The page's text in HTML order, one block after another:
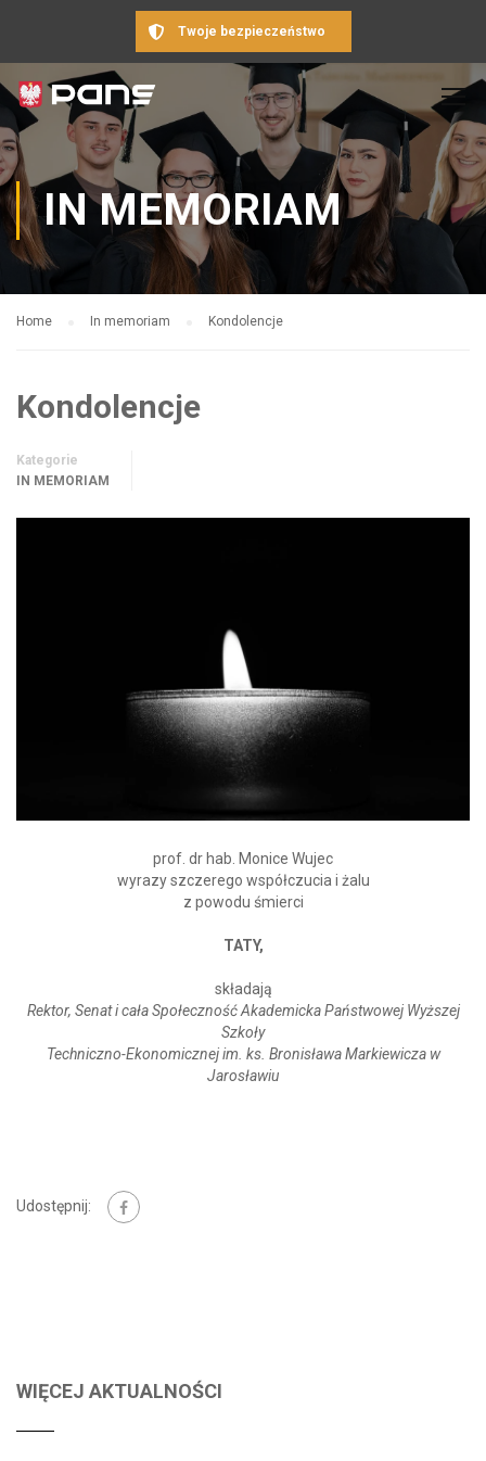
Twoje bezpieczeństwo
IN MEMORIAM
Home In memoriam Kondolencje
Kondolencje
Kategorie
IN MEMORIAM
prof. dr hab. Monice Wujec
wyrazy szczerego współczucia i żalu
z powodu śmierci
TATY,
składają
Rektor, Senat i cała Społeczność Akademicka Państwowej Wyższej
Szkoły
Techniczno-Ekonomicznej im. ks. Bronisława Markiewicza w
Jarosławiu
Udostępnij:
WIĘCEJ AKTUALNOŚCI